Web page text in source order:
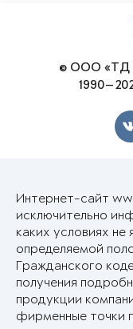
© ООО «ТД
Интернет-сайт
исключительно
каких условиях
определяемой
Гражданского
получения
продукции
фирменные точки